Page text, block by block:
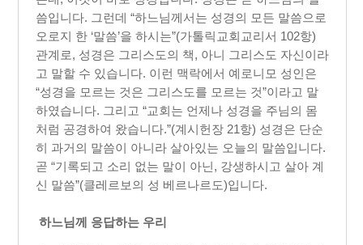
씀입니다. 그런데 “하느님께서는 성경의 모든 말씀으로
오로지 한 ‘말씀’을 하시는”(가톨릭교회교리서 102항)
관계로, 성경은 그리스도의 책, 아니 그리스도 자신이라
고 말할 수 있습니다. 이런 맥락에서 예로니모 성인은
“성경을 모르는 것은 그리스도를 모르는 것”이라고 말
하였습니다. 그리고 “교회는 언제나 성경을 주님의 몸
처럼 공경하여 왔습니다.”(계시헌장 21항) 성경은 단순
히 과거의 말씀이 아니라 살아있는 오늘의 말씀입니다.
곧 “기록되고 소리 없는 말이 아닌, 강생하시고 살아 계
신 말씀”(클레르보의 성 베르나르도)입니다.​
하느님께 응답하는 우리